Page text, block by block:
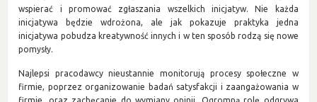
wspierać i promować zgłaszania wszelkich inicjatyw. Nie każda
inicjatywa będzie wdrożona, ale jak pokazuje praktyka jedna
inicjatywa pobudza kreatywność innych i w ten sposób rodzą się nowe
pomysły.
Najlepsi pracodawcy nieustannie monitorują procesy społeczne w
firmie, poprzez organizowanie badań satysfakcji i zaangażowania w